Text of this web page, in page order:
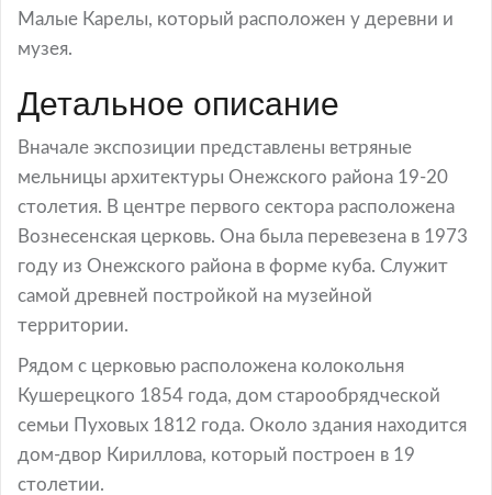
Малые Карелы, который расположен у деревни и
музея.
Детальное описание
Вначале экспозиции представлены ветряные
мельницы архитектуры Онежского района 19-20
столетия. В центре первого сектора расположена
Вознесенская церковь. Она была перевезена в 1973
году из Онежского района в форме куба. Служит
самой древней постройкой на музейной
территории.
Рядом с церковью расположена колокольня
Кушерецкого 1854 года, дом старообрядческой
семьи Пуховых 1812 года. Около здания находится
дом-двор Кириллова, который построен в 19
столетии.